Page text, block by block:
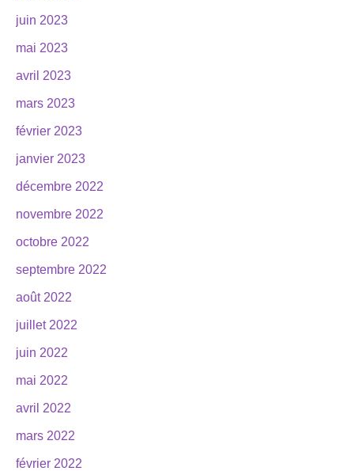
juin 2023
mai 2023
avril 2023
mars 2023
février 2023
janvier 2023
décembre 2022
novembre 2022
octobre 2022
septembre 2022
août 2022
juillet 2022
juin 2022
mai 2022
avril 2022
mars 2022
février 2022